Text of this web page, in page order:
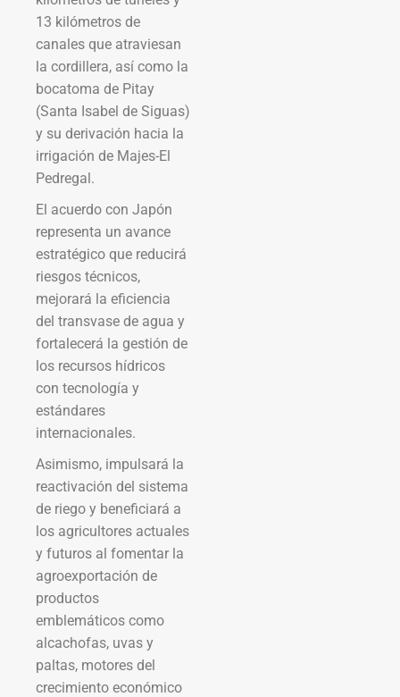
13 kilómetros de
canales que atraviesan
la cordillera, así como la
bocatoma de Pitay
(Santa Isabel de Siguas)
y su derivación hacia la
irrigación de Majes-El
Pedregal.
El acuerdo con Japón
representa un avance
estratégico que reducirá
riesgos técnicos,
mejorará la eficiencia
del transvase de agua y
fortalecerá la gestión de
los recursos hídricos
con tecnología y
estándares
internacionales.
Asimismo, impulsará la
reactivación del sistema
de riego y beneficiará a
los agricultores actuales
y futuros al fomentar la
agroexportación de
productos
emblemáticos como
alcachofas, uvas y
paltas, motores del
crecimiento económico